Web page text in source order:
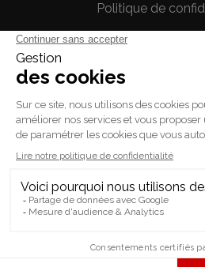
Politique de
Votre
Informations
Avoirs
Adresses
Bons de